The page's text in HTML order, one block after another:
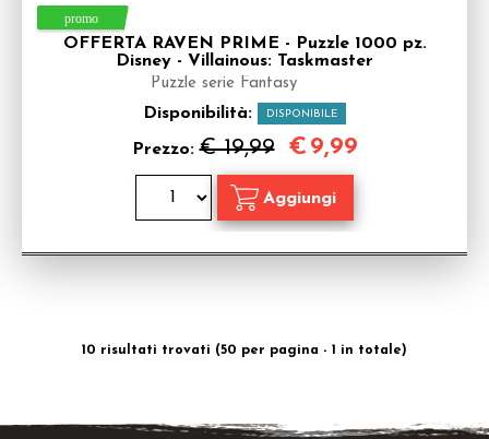
OFFERTA RAVEN PRIME - Puzzle 1000 pz.
Disney - Villainous: Taskmaster
Puzzle serie Fantasy
Disponibilità: DISPONIBILE
Prezzo:€ 19,99 € 9,99
10 risultati trovati (50 per pagina - 1 in totale)